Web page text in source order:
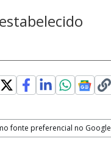
fonte preferencial no Google